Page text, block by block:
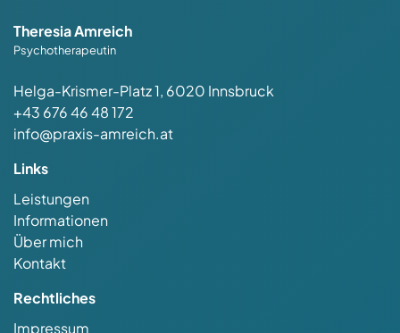
Theresia Amreich
Psychotherapeutin
Helga-Krismer-Platz 1, 6020 Innsbruck
+43 676 46 48 172
info@praxis-amreich.at
Links
Leistungen
Informationen
Über mich
Kontakt
Rechtliches
Impressum